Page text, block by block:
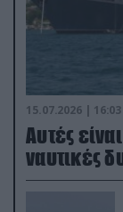
15.07.2026 | 16:03
Aυτές
ναυτικές